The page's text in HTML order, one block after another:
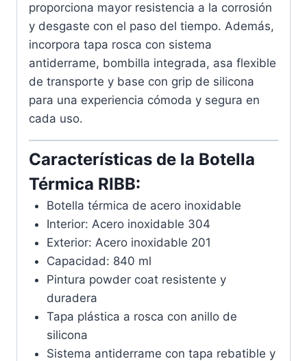
proporciona mayor resistencia a la corrosión
y desgaste con el paso del tiempo. Además,
incorpora tapa rosca con sistema
antiderrame, bombilla integrada, asa flexible
de transporte y base con grip de silicona
para una experiencia cómoda y segura en
cada uso.
Características de la Botella
Térmica RIBB:
Botella térmica de acero inoxidable
Interior: Acero inoxidable 304
Exterior: Acero inoxidable 201
Capacidad: 840 ml
Pintura powder coat resistente y
duradera
Tapa plástica a rosca con anillo de
silicona
Sistema antiderrame con tapa rebatible y